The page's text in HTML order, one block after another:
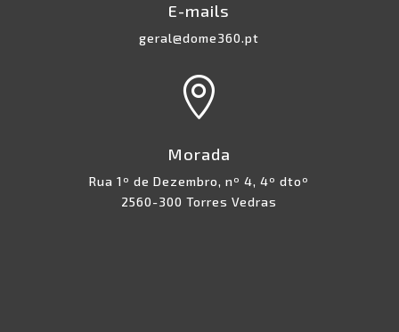
E-mails
geral@dome360.pt

Morada
Rua 1º de Dezembro, nº 4, 4º dtoº
2560-300 Torres Vedras